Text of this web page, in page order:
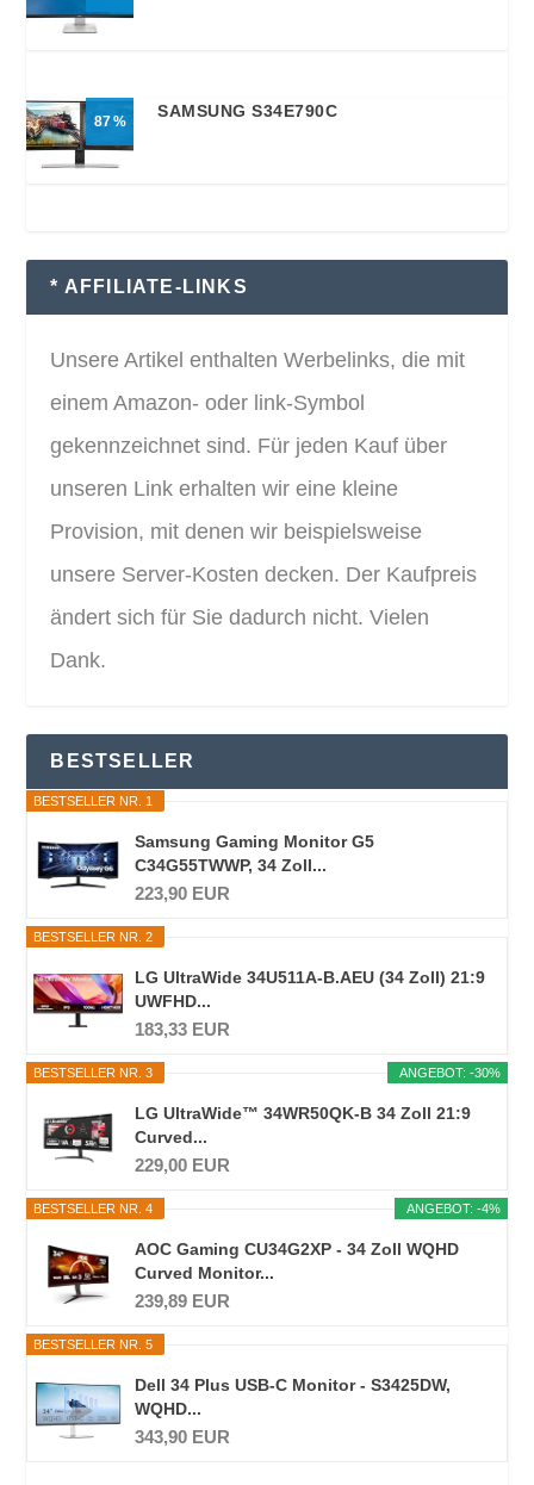
87
SAMSUNG S34E790C
* AFFILIATE-LINKS
Unsere Artikel enthalten Werbelinks, die mit
einem Amazon- oder link-Symbol
gekennzeichnet sind. Für jeden Kauf über
unseren Link erhalten wir eine kleine
Provision, mit denen wir beispielsweise
unsere Server-Kosten decken. Der Kaufpreis
ändert sich für Sie dadurch nicht. Vielen
Dank.
BESTSELLER
BESTSELLER NR. 1
Samsung Gaming Monitor G5
C34G55TWWP, 34 Zoll...
223,90 EUR
BESTSELLER NR. 2
LG UltraWide 34U511A-B.AEU (34 Zoll) 21:9
UWFHD...
183,33 EUR
ANGEBOT: -30%
BESTSELLER NR. 3
LG UltraWide™ 34WR50QK-B 34 Zoll 21:9
Curved...
229,00 EUR
ANGEBOT: -4%
BESTSELLER NR. 4
AOC Gaming CU34G2XP - 34 Zoll WQHD
Curved Monitor...
239,89 EUR
BESTSELLER NR. 5
Dell 34 Plus USB-C Monitor - S3425DW,
WQHD...
343,90 EUR